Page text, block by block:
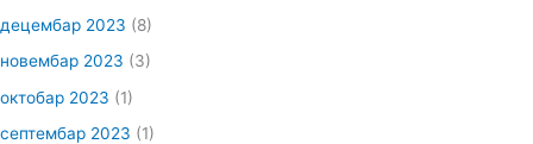
децембар 2023 (8)
новембар 2023 (3)
октобар 2023 (1)
септембар 2023 (1)